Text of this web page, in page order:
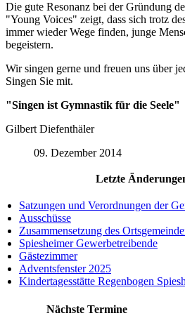
Die gute Resonanz bei der Gründung
"Young Voices" zeigt, dass sich trotz
immer wieder Wege finden, junge
begeistern.
Wir singen gerne und freuen uns über
Singen Sie mit.
"Singen ist Gymnastik für die Seele"
Gilbert Diefenthäler
09. Dezember 2014
Letzte
Satzungen und Verordnungen der
Ausschüsse
Zusammensetzung des
Spiesheimer Gewerbetreibende
Gästezimmer
Adventsfenster 2025
Kindertagesstätte Regenbogen
Nächste Termine